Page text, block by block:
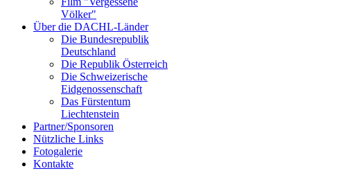
Völker"
Über die DACHL-Länder
Die Bundesrepublik
Deutschland
Die Republik Österreich
Die Schweizerische
Eidgenossenschaft
Das Fürstentum
Liechtenstein
Partner/Sponsoren
Nützliche Links
Fotogalerie
Kontakte